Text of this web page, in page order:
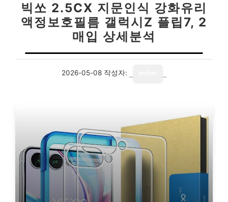
빅쏘 2.5CX 지문인식 강화유리
액정보호필름 갤럭시Z 플립7, 2
매입 상세분석
2026-05-08 작성자: